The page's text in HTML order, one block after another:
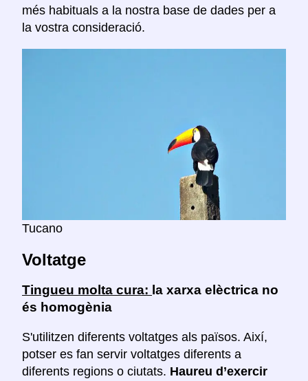
més habituals a la nostra base de dades per a
la vostra consideració.
Tucano
Voltatge
Tingueu molta cura: la xarxa elèctrica no
és homogènia
S'utilitzen diferents voltatges als països. Així,
potser es fan servir voltatges diferents a
diferents regions o ciutats. Haureu d’exercir